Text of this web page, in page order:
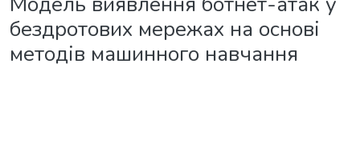
бездротових мережах на основі
методів машинного навчання